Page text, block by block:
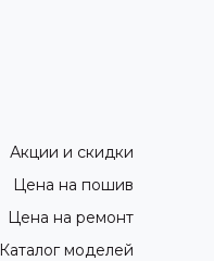
Акции и скидки
Цена на пошив
Каталог моделей
Цена на ремонт